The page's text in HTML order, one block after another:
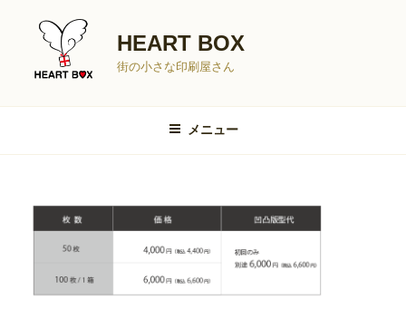
HEART BOX
街の小さな印刷屋さん
メニュー